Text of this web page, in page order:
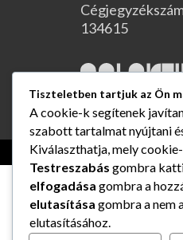
134615
Tiszteletben tartjuk az Ön
A cookie-k segítenek
szabott tartalmat nyújtani
Kiválaszthatja, mely
Testreszabás gombra
elfogadása gombra a
elutasítása gombra a nem
elutasításához.